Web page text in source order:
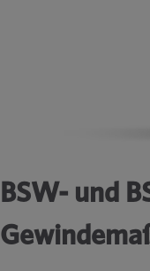
BSW- und